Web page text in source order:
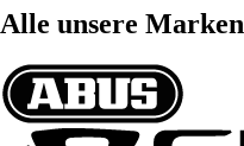
Alle unsere Marken